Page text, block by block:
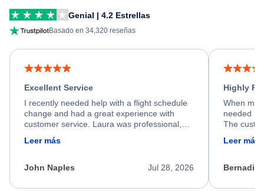
Genial | 4.2 Estrellas
Basado en 34,320 reseñas
Excellent Service
I recently needed help with a flight schedule
change and had a great experience with
customer service. Laura was professional,
friendly, and very helpful throughout the
process. She quickly found a solution and
appreciate her excellent service.
Leer más
Jul 28, 2026
John Naples
Highly
When my
needed
The
calm,
my issue.
Leer más